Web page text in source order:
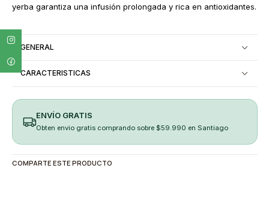
yerba garantiza una infusión prolongada y rica en antioxidantes.
GENERAL
CARACTERISTICAS
ENVÍO GRATIS
Obten envio gratis comprando sobre $59.990 en Santiago
COMPARTE ESTE PRODUCTO